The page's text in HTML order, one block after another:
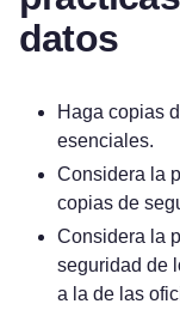
datos
Haga copias
esenciales.
Considera la
copias de
Considera la
seguridad de
a la de las